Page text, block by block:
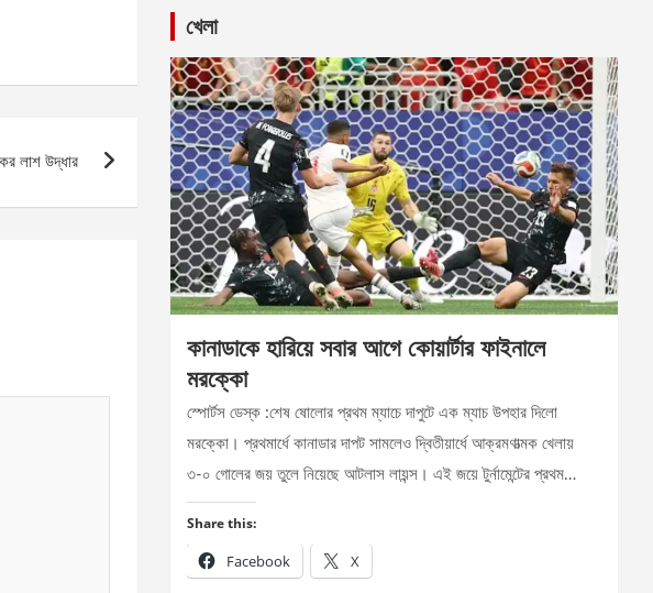
লাশ উদ্ধার
খেলা
কানাডাকে হারিয়ে সবার আগে কোয়ার্টার ফাইনালে
মরক্কো
স্পোর্টস ডেস্ক :শেষ ষোলোর প্রথম ম্যাচে দাপুটে এক ম্যাচ উপহার দিলো
মরক্কো। প্রথমার্ধে কানাডার দাপট সামলেও দ্বিতীয়ার্ধে আক্রমণাত্মক খেলায়
৩-০ গোলের জয় তুলে নিয়েছে আটলাস লায়ন্স। এই জয়ে টুর্নামেন্টের প্রথম…
Share this:
Facebook X